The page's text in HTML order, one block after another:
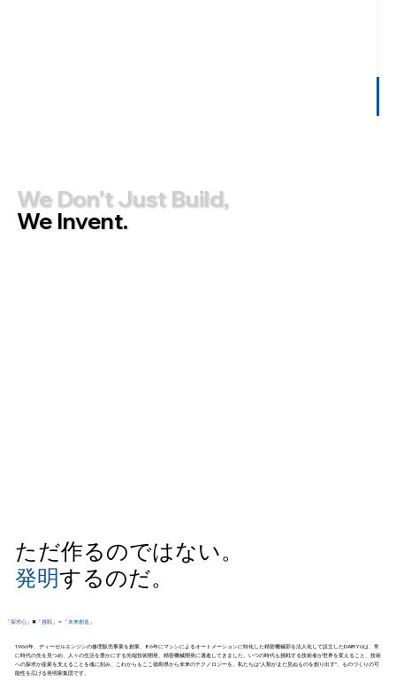
ただ作るのではない。
発明するのだ。
「探求心」✖「挑戦」＝「未来創造」
1966年、ディーゼルエンジンの修理販売事業を創業、86年にマシンによるオートメーションに特化した精密機械部を法人化して設立したDAIRYUは、常
に時代の先を見つめ、人々の生活を豊かにする先端技術開発、精密機械開発に邁進してきました。いつの時代も挑戦する技術者が世界を変えること、技術
への探求が産業を支えることを魂に刻み、これからもここ徳島県から未来のテクノロジーを。私たちは”人類がまだ見ぬものを創り出す”、ものづくりの可
能性を広げる発明家集団です。
We Don’t Just Build,
We Invent.